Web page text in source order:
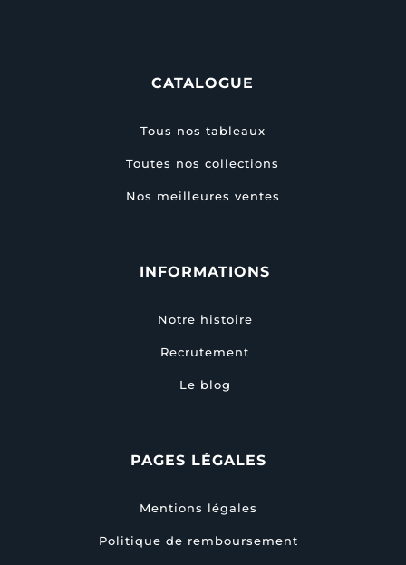
CATALOGUE
Tous nos tableaux
Toutes nos collections
Nos meilleures ventes
INFORMATIONS
Notre histoire
Recrutement
Le blog
PAGES LÉGALES
Mentions légales
Politique de remboursement